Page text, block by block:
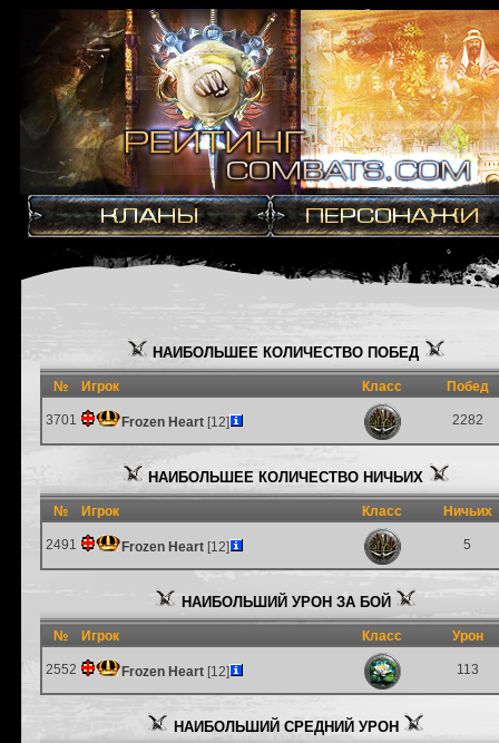
НАИБОЛЬШЕЕ КОЛИЧЕСТВО ПОБЕД
№ Игрок Класс Побед
3701 Frozen Heart [12] 2282
НАИБОЛЬШЕЕ КОЛИЧЕСТВО НИЧЬИХ
№ Игрок Класс Ничьих
2491 Frozen Heart [12] 5
НАИБОЛЬШИЙ УРОН ЗА БОЙ
№ Игрок Класс Урон
2552 Frozen Heart [12] 113
НАИБОЛЬШИЙ СРЕДНИЙ УРОН